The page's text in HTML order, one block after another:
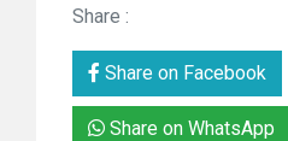
Share :
Share on Facebook
Share on WhatsApp